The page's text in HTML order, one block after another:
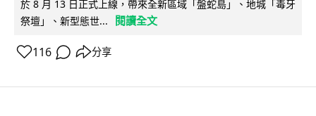
於 8 月 13 日正式上線，帶來全新區域「盤蛇島」、地城「毒牙
祭壇」、新型態世...
閱讀全文
116 分享